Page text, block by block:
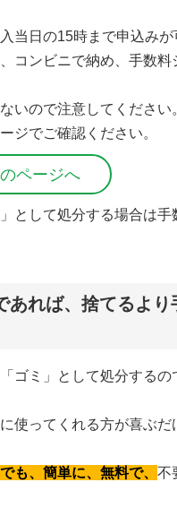
当日の15時まで申込みが
コンビニで納め、手数
いので注意してください
ジでご確認ください。
ページへ
として処分する場合は手
あれば、捨てるよ
ゴミ」として処分するの
使ってくれる方が喜ぶ
も、簡単に、無料で、 不